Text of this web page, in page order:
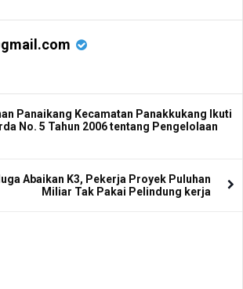
Panaikang Kecamatan Panakkukang Ikuti
No. 5 Tahun 2006 tentang Pengelolaan
Abaikan K3, Pekerja Proyek Puluhan
Miliar Tak Pakai Pelindung kerja